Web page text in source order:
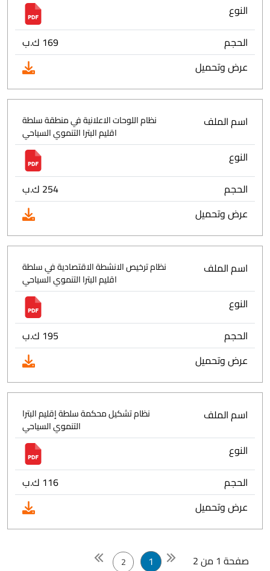
النوع
الحجم
169 ك.ب
عرض وتحميل
اسم الملف
نظام اللوحات الاعلانية في منطقة سلطة
اقليم البترا التنموي السياحي
النوع
الحجم
254 ك.ب
عرض وتحميل
اسم الملف
نظام ترخيص الانشطة الاقتصادية في سلطة
اقليم البترا التنموي السياحي
النوع
الحجم
195 ك.ب
عرض وتحميل
اسم الملف
نظام تشكيل محكمة سلطة إقليم البترا
التنموي السياحي
النوع
الحجم
116 ك.ب
عرض وتحميل
صفحة 1 من 2 1
2